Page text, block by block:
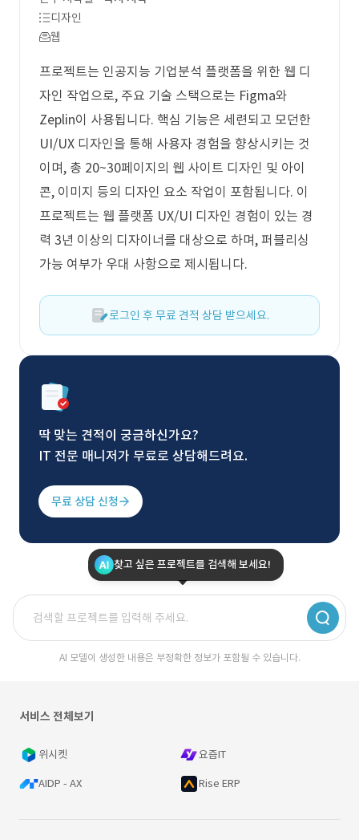
디자인
웹
프로젝트는 인공지능 기업분석 플랫폼을 위한 웹 디
자인 작업으로, 주요 기술 스택으로는 Figma와
Zeplin이 사용됩니다. 핵심 기능은 세련되고 모던한
UI/UX 디자인을 통해 사용자 경험을 향상시키는 것
이며, 총 20~30페이지의 웹 사이트 디자인 및 아이
콘, 이미지 등의 디자인 요소 작업이 포함됩니다. 이
프로젝트는 웹 플랫폼 UX/UI 디자인 경험이 있는 경
력 3년 이상의 디자이너를 대상으로 하며, 퍼블리싱
가능 여부가 우대 사항으로 제시됩니다.
로그인 후 무료 견적 상담 받으세요.
딱 맞는 견적이 궁금하신가요?
IT 전문 매니저가 무료로 상담해드려요.
무료 상담 신청
찾고 싶은 프로젝트를 검색해 보세요!
AI 모델이 생성한 내용은 부정확한 정보가 포함될 수 있습니다.
서비스 전체보기
위시켓 요즘IT
AIDP - AX Rise ERP